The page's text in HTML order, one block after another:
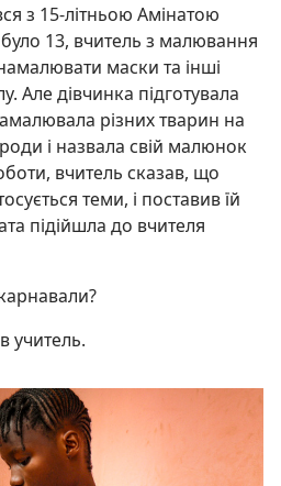
з 15-літньою Амінатою
13, вчитель з малювання
маски та інші
Але дівчинка підготувала
різних тварин на
і назвала свій малюнок
вчитель сказав, що
теми, і поставив їй
підійшла до вчителя
учитель.